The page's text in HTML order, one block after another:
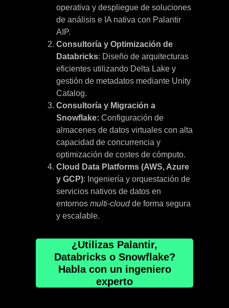
operativa y despliegue de soluciones
de análisis e IA nativa con Palantir
AIP.
Consultoría y Optimización de
Databricks: Diseño de arquitecturas
eficientes utilizando Delta Lake y
gestión de metadatos mediante Unity
Catalog.
Consultoría y Migración a
Snowflake: Configuración de
almacenes de datos virtuales con alta
capacidad de concurrencia y
optimización de costes de cómputo.
Cloud Data Platforms (AWS, Azure
y GCP): Ingeniería y orquestación de
servicios nativos de datos en
entornosmulti-cloudde forma segura
y escalable.
¿Utilizas Palantir,
Databricks o Snowflake?
Habla con un ingeniero
experto